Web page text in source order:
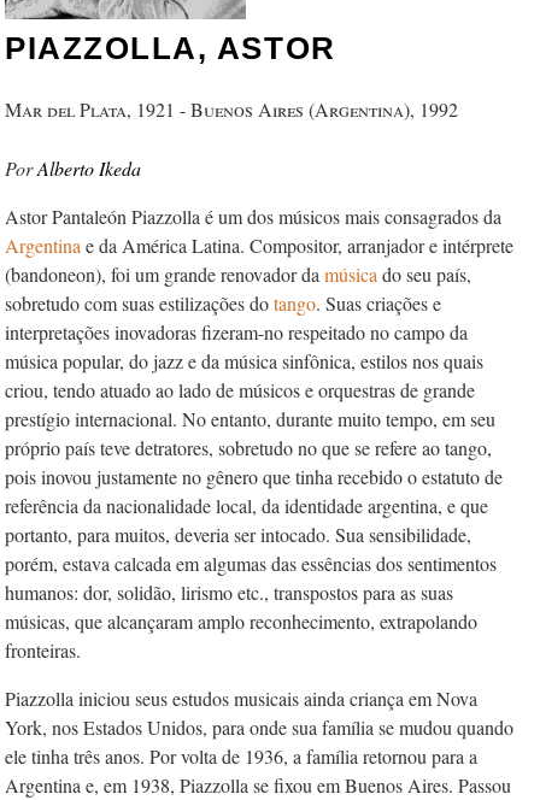
PIAZZOLLA, ASTOR
Mar del Plata, 1921 - Buenos Aires (Argentina), 1992
Alberto Ikeda
Astor Pantaleón Piazzolla é um dos músicos mais consagrados da
Argentina e da América Latina. Compositor, arranjador e intérprete
(bandoneon), foi um grande renovador da música do seu país,
sobretudo com suas estilizações dotango. Suas criações e
interpretações inovadoras fizeram-no respeitado no campo da
música popular, do jazz e da música sinfônica, estilos nos quais
criou, tendo atuado ao lado de músicos e orquestras de grande
prestígio internacional. No entanto, durante muito tempo, em seu
próprio país teve detratores, sobretudo no que se refere ao tango,
pois inovou justamente no gênero que tinha recebido o estatuto de
referência da nacionalidade local, da identidade argentina, e que
portanto, para muitos, deveria ser intocado. Sua sensibilidade,
porém, estava calcada em algumas das essências dos sentimentos
humanos: dor, solidão, lirismo etc., transpostos para as suas
músicas, que alcançaram amplo reconhecimento, extrapolando
fronteiras.
Piazzolla iniciou seus estudos musicais ainda criança em Nova
York, nos Estados Unidos, para onde sua família se mudou quando
ele tinha três anos. Por volta de 1936, a família retornou para a
Argentina e, em 1938, Piazzolla se fixou em Buenos Aires. Passou